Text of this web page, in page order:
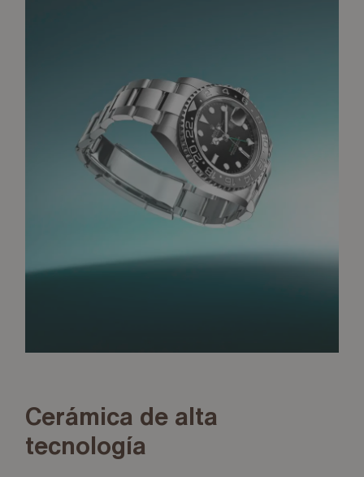
Cerámica de alta
tecnología